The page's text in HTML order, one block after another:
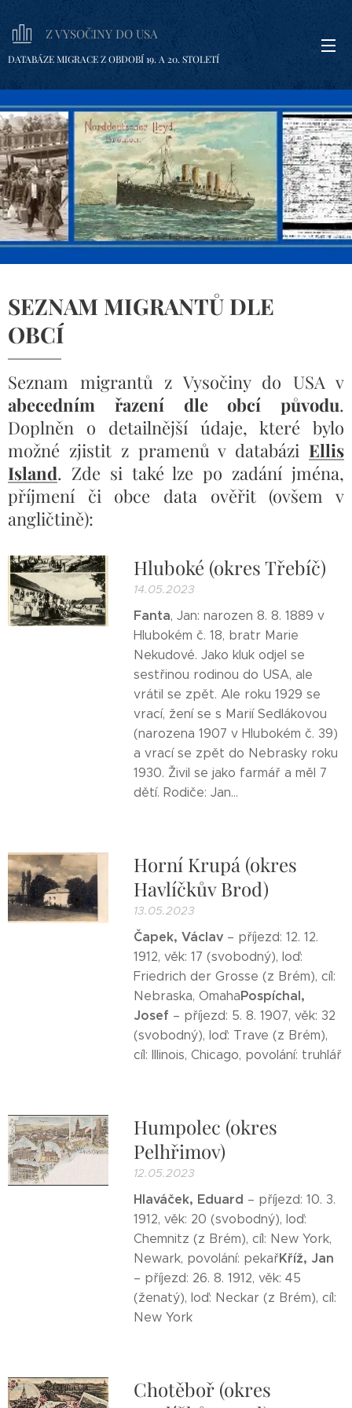
Z VYSOČINY DO USA
DATABÁZE MIGRACE Z OBDOBÍ 19. A 20. STOLETÍ
SEZNAM MIGRANTŮ DLE
OBCÍ
Seznam migrantů z Vysočiny do USA v
abecedním řazení dle obcí původu.
Doplněn o detailnější údaje, které bylo
možné zjistit z pramenů v databázi Ellis
Island. Zde si také lze po zadání jména,
příjmení či obce data ověřit (ovšem v
angličtině):
Hluboké (okres Třebíč)
14.05.2023
Fanta, Jan: narozen 8. 8. 1889 v
Hlubokém č. 18, bratr Marie
Nekudové. Jako kluk odjel se
sestřinou rodinou do USA, ale
vrátil se zpět. Ale roku 1929 se
vrací, žení se s Marií Sedlákovou
(narozena 1907 v Hlubokém č. 39)
a vrací se zpět do Nebrasky roku
1930. Živil se jako farmář a měl 7
dětí. Rodiče: Jan...
Horní Krupá (okres
Havlíčkův Brod)
13.05.2023
Čapek, Václav – příjezd: 12. 12.
1912, věk: 17 (svobodný), loď:
Friedrich der Grosse (z Brém), cíl:
Nebraska, OmahaPospíchal,
Josef – příjezd: 5. 8. 1907, věk: 32
(svobodný), loď: Trave (z Brém),
cíl: Illinois, Chicago, povolání: truhlář
Humpolec (okres
Pelhřimov)
12.05.2023
Hlaváček, Eduard – příjezd: 10. 3.
1912, věk: 20 (svobodný), loď:
Chemnitz (z Brém), cíl: New York,
Newark, povolání: pekařKříž, Jan
– příjezd: 26. 8. 1912, věk: 45
(ženatý), loď: Neckar (z Brém), cíl:
New York
Chotěboř (okres